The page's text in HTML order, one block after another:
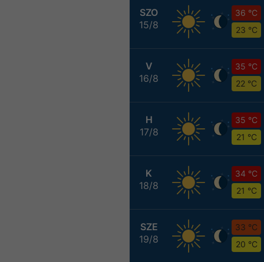
SZO
15/8
36 °C
23 °C
V
16/8
35 °C
22 °C
H
17/8
35 °C
21 °C
K
18/8
34 °C
21 °C
SZE
19/8
33 °C
20 °C